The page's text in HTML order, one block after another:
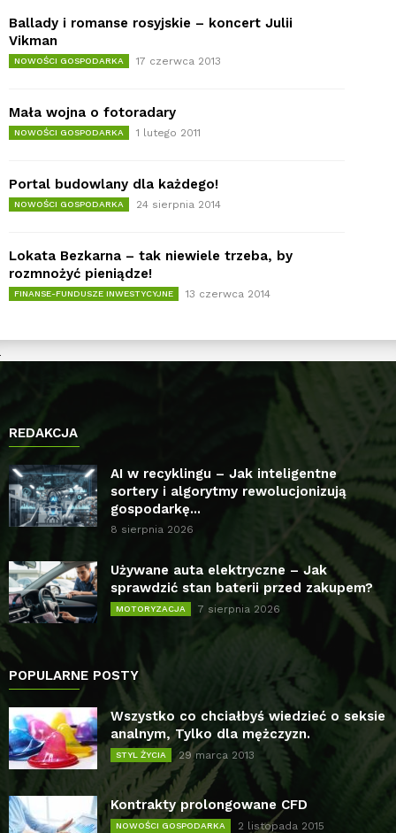
Ballady i romanse rosyjskie – koncert Julii
Vikman
NOWOŚCI GOSPODARKA 17 czerwca 2013
Mała wojna o fotoradary
NOWOŚCI GOSPODARKA 1 lutego 2011
Portal budowlany dla każdego!
NOWOŚCI GOSPODARKA 24 sierpnia 2014
Lokata Bezkarna – tak niewiele trzeba, by
rozmnożyć pieniądze!
FINANSE-FUNDUSZE INWESTYCYJNE 13 czerwca 2014
REDAKCJA
AI w recyklingu – Jak inteligentne
sortery i algorytmy rewolucjonizują
gospodarkę...
8 sierpnia 2026
Używane auta elektryczne – Jak
sprawdzić stan baterii przed zakupem?
MOTORYZACJA 7 sierpnia 2026
POPULARNE POSTY
Wszystko co chciałbyś wiedzieć o seksie
analnym, Tylko dla mężczyzn.
STYL ŻYCIA 29 marca 2013
Kontrakty prolongowane CFD
NOWOŚCI GOSPODARKA 2 listopada 2015